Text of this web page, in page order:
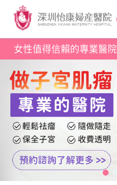
女性值得信賴的專業醫院